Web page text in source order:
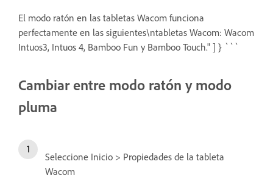
El modo ratón en las tabletas Wacom funciona
perfectamente en las siguientes\ntabletas Wacom: Wacom
Intuos3, Intuos 4, Bamboo Fun y Bamboo Touch." ] } ```
Cambiar entre modo ratón y modo
pluma
Seleccione Inicio > Propiedades de la tableta
Wacom